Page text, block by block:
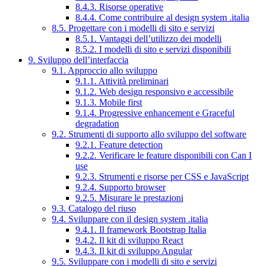
8.4.3. Risorse operative
8.4.4. Come contribuire al design system .italia
8.5. Progettare con i modelli di sito e servizi
8.5.1. Vantaggi dell’utilizzo dei modelli
8.5.2. I modelli di sito e servizi disponibili
9. Sviluppo dell’interfaccia
9.1. Approccio allo sviluppo
9.1.1. Attività preliminari
9.1.2. Web design responsivo e accessibile
9.1.3. Mobile first
9.1.4. Progressive enhancement e Graceful
degradation
9.2. Strumenti di supporto allo sviluppo del software
9.2.1. Feature detection
9.2.2. Verificare le feature disponibili con Can I
use
9.2.3. Strumenti e risorse per CSS e JavaScript
9.2.4. Supporto browser
9.2.5. Misurare le prestazioni
9.3. Catalogo del riuso
9.4. Sviluppare con il design system .italia
9.4.1. Il framework Bootstrap Italia
9.4.2. Il kit di sviluppo React
9.4.3. Il kit di sviluppo Angular
9.5. Sviluppare con i modelli di sito e servizi